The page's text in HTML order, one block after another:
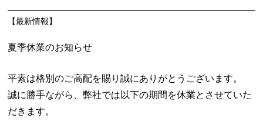
【最新情報】
夏季休業のお知らせ
平素は格別のご高配を賜り誠にありがとうございます。
誠に勝手ながら、弊社では以下の期間を休業とさせていた
だきます。